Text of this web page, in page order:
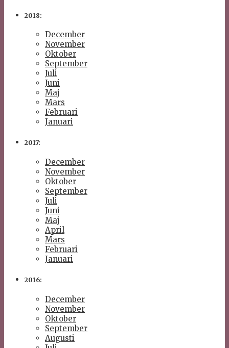
2018:
December
November
Oktober
September
Juli
Juni
Maj
Mars
Februari
Januari
2017:
December
November
Oktober
September
Juli
Juni
Maj
April
Mars
Februari
Januari
2016:
December
November
Oktober
September
Augusti